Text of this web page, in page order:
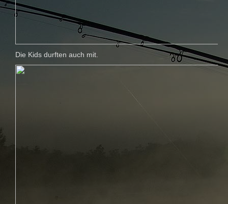
Die Kids durften auch mit.